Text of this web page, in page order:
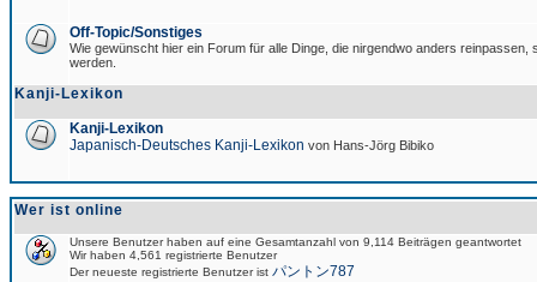
Off-Topic/Sonstiges
Wie gewünscht hier ein Forum für alle Dinge, die nirgendwo anders reinpassen,
werden.
Kanji-Lexikon
Kanji-Lexikon
Japanisch-Deutsches Kanji-Lexikon von Hans-Jörg Bibiko
Wer ist online
Unsere Benutzer haben auf eine Gesamtanzahl von 9,114 Beiträgen geantwortet
Wir haben 4,561 registrierte Benutzer
Der neueste registrierte Benutzer ist パントン787